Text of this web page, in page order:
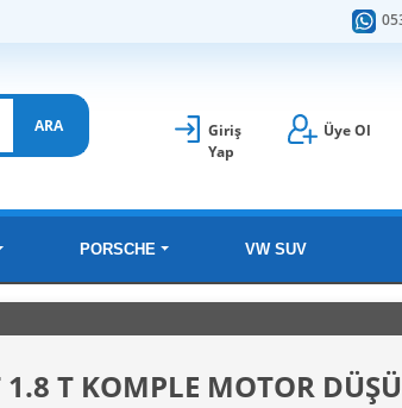
ARA
Giriş
Yap
Üye Ol
PORSCHE VW SUV
1.8 T KOMPLE MOTOR